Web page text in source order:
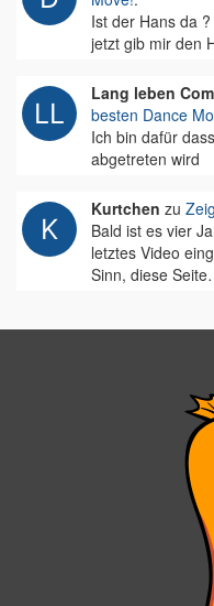
Ist der Hans da
jetzt gib mir den
Lang leben
besten Dance
Ich bin dafür
abgetreten wird
Kurtchen zu
Bald ist es vier
letztes Video
Sinn, diese